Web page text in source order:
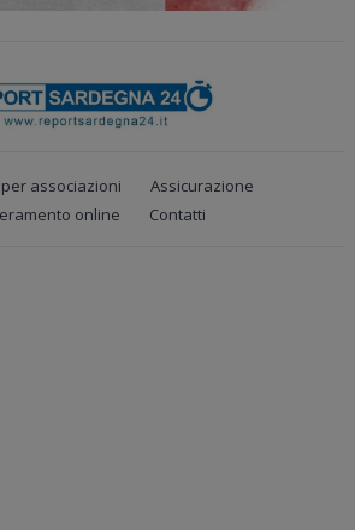
associazioni
Assicurazione
online
Contatti